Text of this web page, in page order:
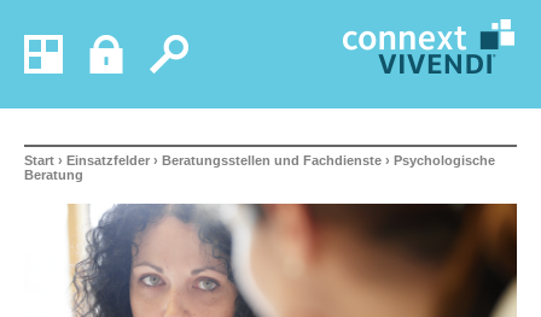
Start › Einsatzfelder › Beratungsstellen und Fachdienste › Psychologische
Beratung